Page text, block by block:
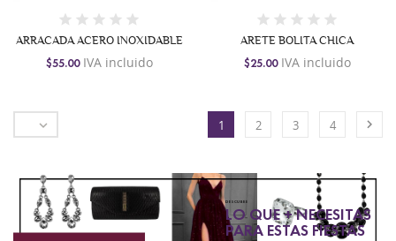
ARRACADA ACERO INOXIDABLE
$55.00IVA incluido
ARETE BOLITA CHICA
$25.00IVA incluido
 1 2 3 4 
DESCUBRE
LO QUE + NECESITAS
PARA ESTAS FIESTAS